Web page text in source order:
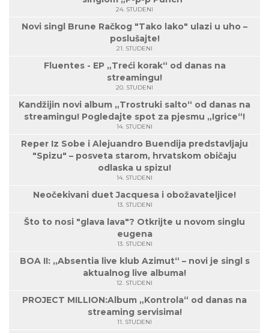
24. STUDENI
Novi singl Brune Račkog "Tako lako" ulazi u uho –
poslušajte!
21. STUDENI
Fluentes - EP „Treći korak“ od danas na
streamingu!
20. STUDENI
Kandžijin novi album „Trostruki salto“ od danas na
streamingu! Pogledajte spot za pjesmu „Igrice“!
14. STUDENI
Reper Iz Sobe i Alejuandro Buendija predstavljaju
"Spizu" – posveta starom, hrvatskom običaju
odlaska u spizu!
14. STUDENI
Neočekivani duet Jacquesa i obožavateljice!
13. STUDENI
Što to nosi "glava lava"? Otkrijte u novom singlu
eugena
13. STUDENI
BOA II: „Absentia live klub Azimut“ – novi je singl s
aktualnog live albuma!
12. STUDENI
PROJECT MILLION:Album „Kontrola“ od danas na
streaming servisima!
11. STUDENI